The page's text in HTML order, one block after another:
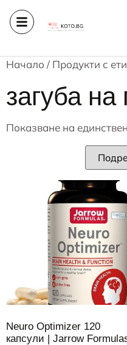
Начало / Продукти с
загуба
Показване на
Neuro Optimizer 120
капсули | Jarrow